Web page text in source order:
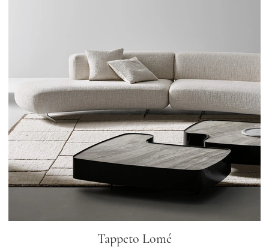
Tappeto Lomé